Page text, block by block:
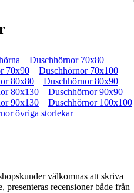
Duschhörnor 70x80
70x90
Duschhörnor 70x100
80x80
Duschhörnor 80x90
80x130
Duschhörnor 90x90
90x130
Duschhörnor 100x100
övriga storlekar
välkomnas att skriva
presenteras recensioner både från